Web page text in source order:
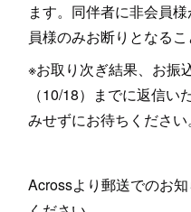
ます。同伴者に非会員
員様のみお断りとなるこ
※お取り次ぎ結果、お振
（10/18）までに返信
みせずにお待ちください
Acrossより郵送でのお